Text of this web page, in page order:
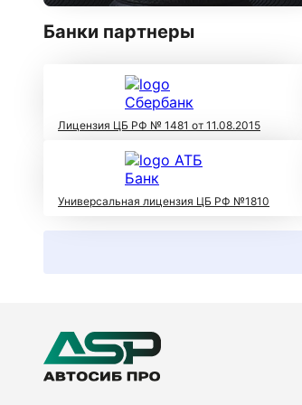
Банки партнеры
Лицензия ЦБ РФ № 1481 от 11.08.2015
Универсальная лицензия ЦБ РФ №1810